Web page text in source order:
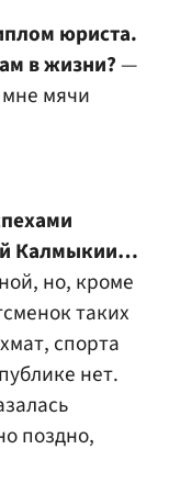
юриста.
в жизни?—
мячи
Калмыкии…
но, кроме
таких
спорта
нет.
поздно,